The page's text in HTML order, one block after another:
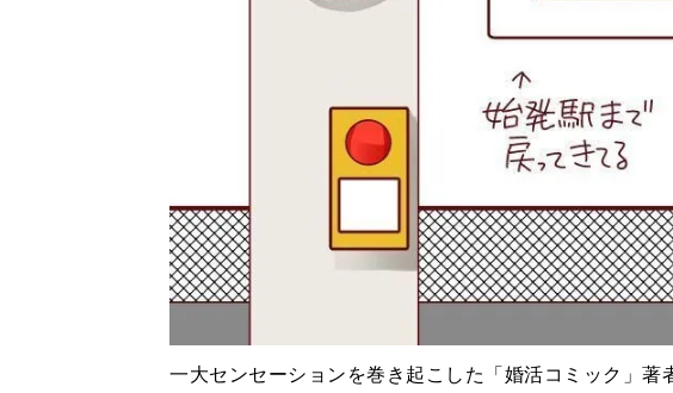
一大センセーションを巻き起こした「婚活コミック」